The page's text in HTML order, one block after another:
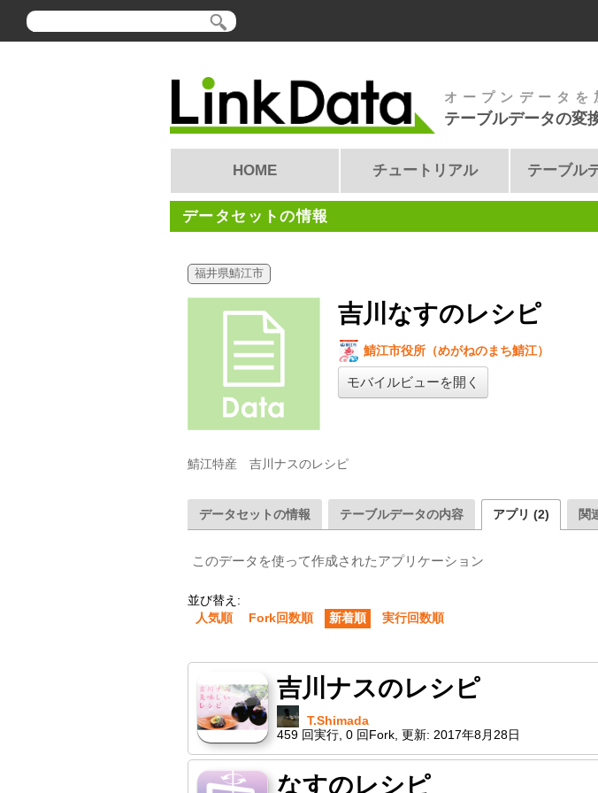
オープンデータを
テーブルデータの変
HOME チュートリアル テーブル
データセットの情報
福井県鯖江市
吉川なすのレシピ
鯖江市役所（めがねのまち鯖江）
モバイルビューを開く
鯖江特産　吉川ナスのレシピ
データセットの情報 テーブルデータの内容 アプリ (2) 関
このデータを使って作成されたアプリケーション
並び替え:
人気順
Fork回数順 新着順 実行回数順
吉川ナスのレシピ
T.Shimada
459 回実行 0 回Fork 更新: 2017年8月28日
なすのレシピ